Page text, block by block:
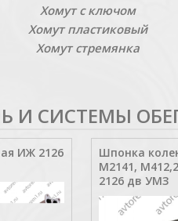
Хомут с ключом
Хомут пластиковый
Хомут стремянка
И СИСТЕМЫ
ИЖ 2126
Шпонка
М2141,
2126 дв УМЗ